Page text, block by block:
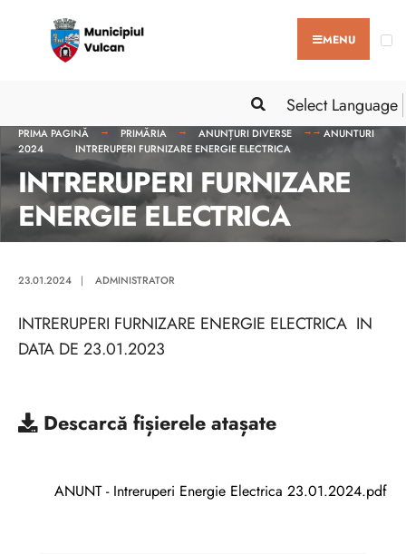
MENU
Select Language
PRIMA PAGINĂ PRIMĂRIA ANUNȚURI DIVERSE
ANUNTURI
2024
INTRERUPERI FURNIZARE ENERGIE ELECTRICA
INTRERUPERI FURNIZARE
ENERGIE ELECTRICA
23.01.2024 | ADMINISTRATOR
INTRERUPERI FURNIZARE ENERGIE ELECTRICA IN
DATA DE 23.01.2023
Descarcă fișierele atașate
ANUNT - Intreruperi Energie Electrica 23.01.2024.pdf